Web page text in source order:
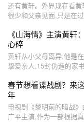
还有黄轩。外界现在看
很少和父亲见面,只是在
《山海情》主演黄轩
心碎
黄轩从小父母离异,他是
挚爱亲人,15封伪造的
春节想看谍战剧？来
年
电视剧《黎明前的暗战
广平主演,作为一部根据